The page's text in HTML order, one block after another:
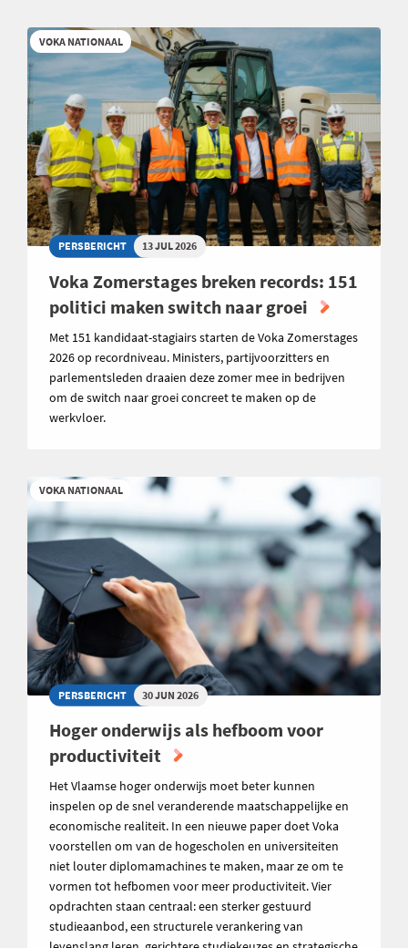
VOKA NATIONAAL
PERSBERICHT 13 JUL 2026
Voka Zomerstages breken records: 151
politici maken switch naar groei
Met 151 kandidaat-stagiairs starten de Voka Zomerstages
2026 op recordniveau. Ministers, partijvoorzitters en
parlementsleden draaien deze zomer mee in bedrijven
om de switch naar groei concreet te maken op de
werkvloer.
VOKA NATIONAAL
PERSBERICHT 30 JUN 2026
Hoger onderwijs als hefboom voor
productiviteit
Het Vlaamse hoger onderwijs moet beter kunnen
inspelen op de snel veranderende maatschappelijke en
economische realiteit. In een nieuwe paper doet Voka
voorstellen om van de hogescholen en universiteiten
niet louter diplomamachines te maken, maar ze om te
vormen tot hefbomen voor meer productiviteit. Vier
opdrachten staan centraal: een sterker gestuurd
studieaanbod, een structurele verankering van